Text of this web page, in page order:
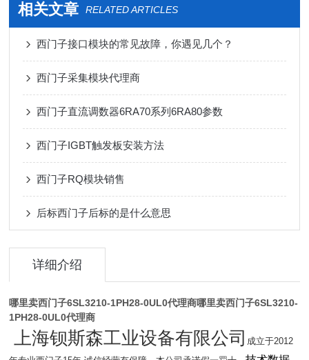
相关文章 RELATED ARTICLES
西门子接口模块的常见故障，你遇见几个？
西门子采集模块代理商
西门子直流调数器6RA70系列6RA80参数
西门子IGBT触发板安装方法
西门子RQ模块销售
后标西门子后标的是什么意思
详细介绍
哪里卖西门子6SL3210-1PH28-0UL0代理商哪里卖西门子6SL3210-
1PH28-0UL0代理商
上海钡斯森工业设备有限公司 成立于2012